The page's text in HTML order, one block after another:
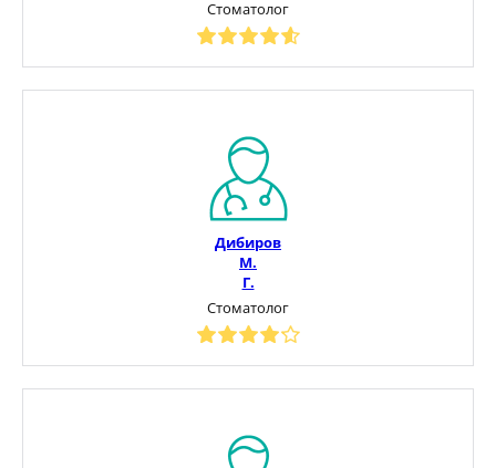
Стоматолог
Дибиров
М.
Г.
Стоматолог